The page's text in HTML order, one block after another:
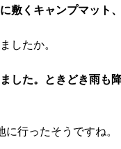
敷くキャンプマット
したか。
した。ときどき雨も
行ったそうですね。